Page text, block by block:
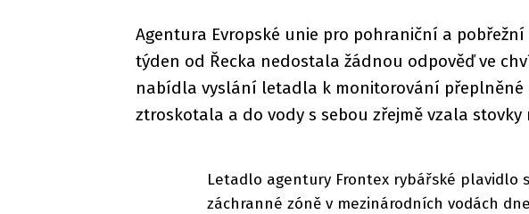
Agentura Evropské unie pro pohraniční a
týden od Řecka nedostala žádnou odpověď ve
nabídla vyslání letadla k monitorování přeplněné
ztroskotala a do vody s sebou zřejmě vzala stovky
Letadlo agentury Frontex rybářské plavidlo
záchranné zóně v mezinárodních vodách